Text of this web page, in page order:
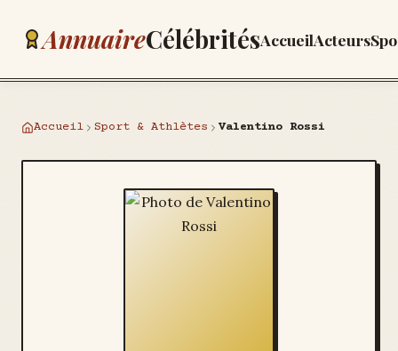
AnnuaireCélébritésAccueilActeurs
Accueil Sport & Athlètes Valentino Rossi